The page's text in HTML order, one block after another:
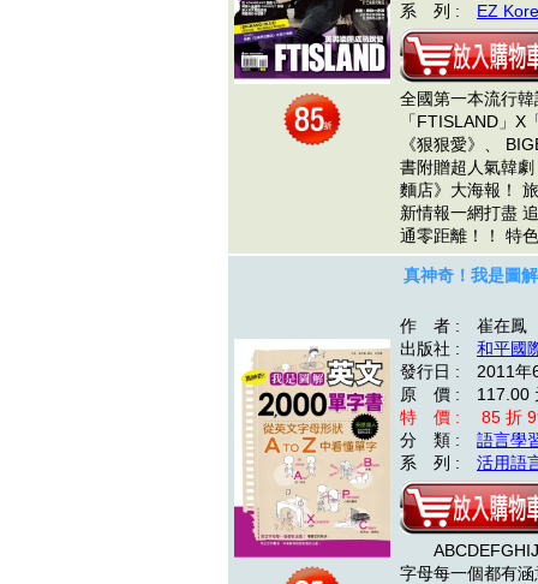
系 列 : EZ
全國第一本流行
「FTISLAND」
《狠狠愛》、
書附贈超人氣韓
麵店》大海報！
新情報一網打盡
通零距離！！ 特
真神奇！我是圖
作 者 : 崔在鳳
出版社 : 和平國
發行日 : 2011年
原 價 : 117.00
特 價 : 85 折
分 類 : 語言學
系 列 : 活用語
字母每一個都有